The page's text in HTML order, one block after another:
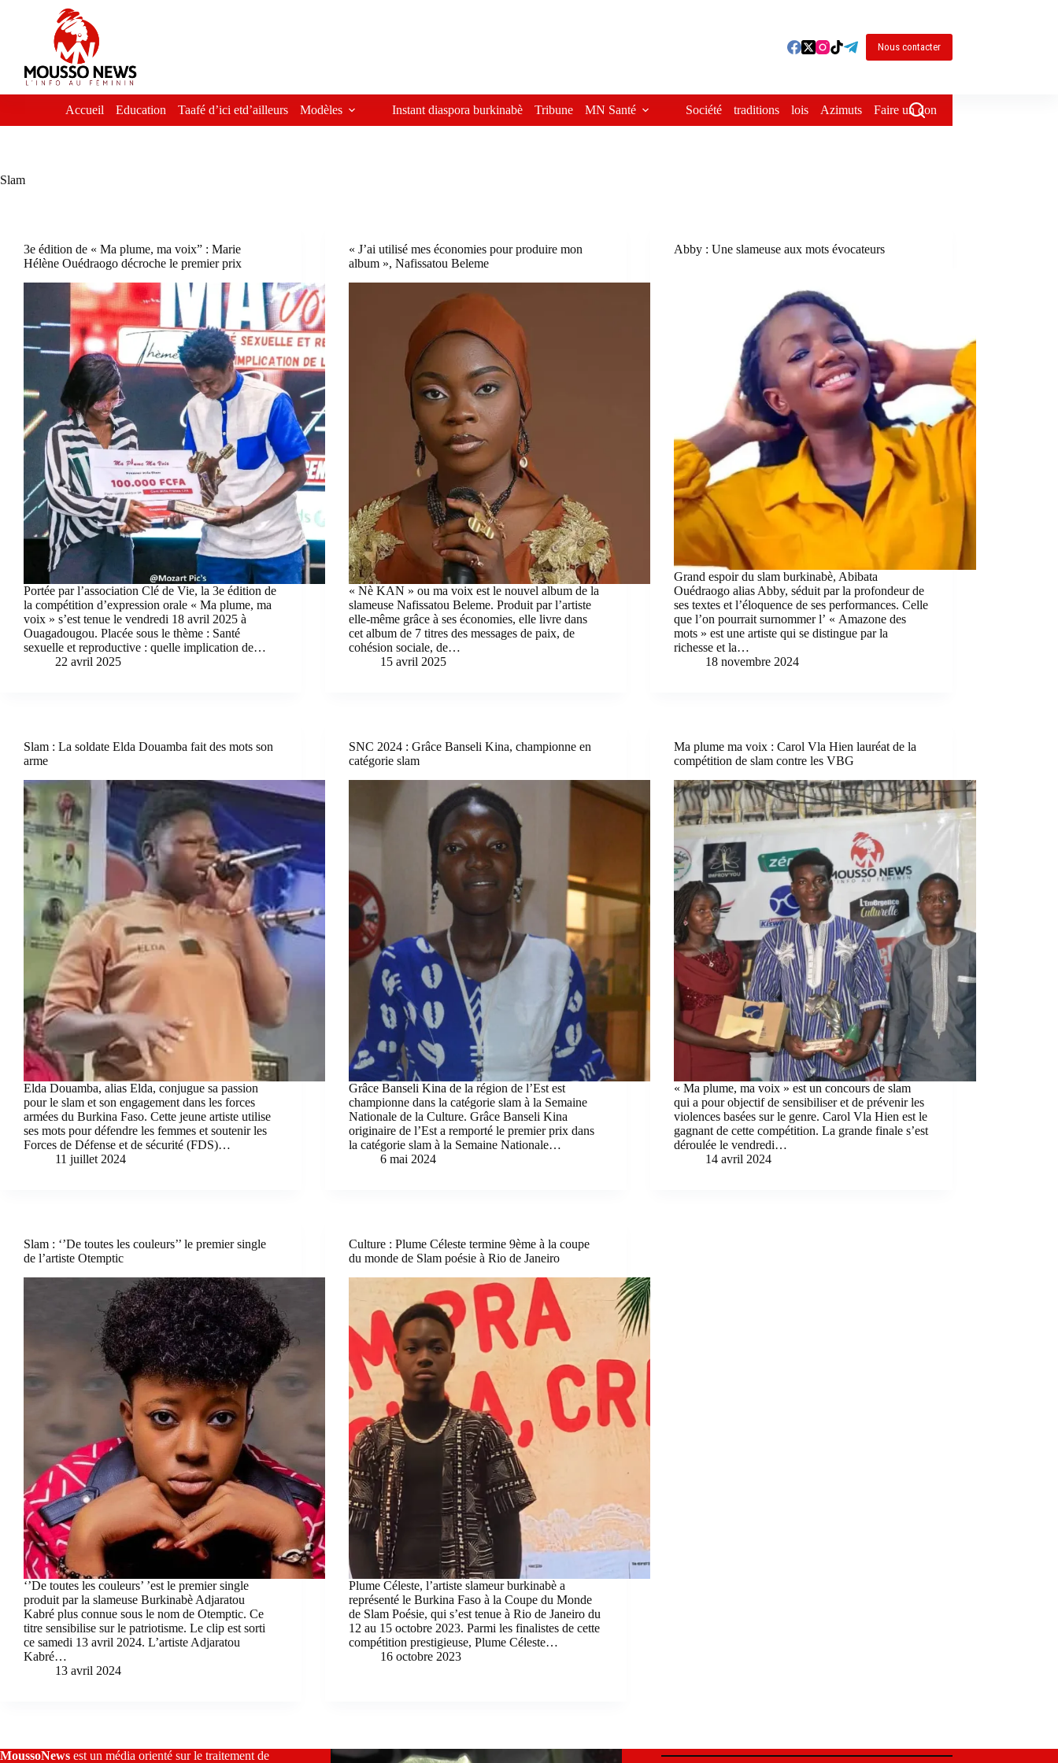
Nous contacter
Accueil Education Taafé d’ici etd’ailleurs Modèles Instant diaspora burkinabè Tribune MN Santé Société traditions lois Azimuts Faire un don
Slam
3e édition de « Ma plume, ma voix” : Marie
Hélène Ouédraogo décroche le premier prix
Portée par l’association Clé de Vie, la 3e édition de
la compétition d’expression orale « Ma plume, ma
voix » s’est tenue le vendredi 18 avril 2025 à
Ouagadougou. Placée sous le thème : Santé
sexuelle et reproductive : quelle implication de…
22 avril 2025
« J’ai utilisé mes économies pour produire mon
album », Nafissatou Beleme
« Nè KAN » ou ma voix est le nouvel album de la
slameuse Nafissatou Beleme. Produit par l’artiste
elle-même grâce à ses économies, elle livre dans
cet album de 7 titres des messages de paix, de
cohésion sociale, de…
15 avril 2025
Abby : Une slameuse aux mots évocateurs
Grand espoir du slam burkinabè, Abibata
Ouédraogo alias Abby, séduit par la profondeur de
ses textes et l’éloquence de ses performances. Celle
que l’on pourrait surnommer l’ « Amazone des
mots » est une artiste qui se distingue par la
richesse et la…
18 novembre 2024
Slam : La soldate Elda Douamba fait des mots son
arme
Elda Douamba, alias Elda, conjugue sa passion
pour le slam et son engagement dans les forces
armées du Burkina Faso. Cette jeune artiste utilise
ses mots pour défendre les femmes et soutenir les
Forces de Défense et de sécurité (FDS)…
11 juillet 2024
SNC 2024 : Grâce Banseli Kina, championne en
catégorie slam
Grâce Banseli Kina de la région de l’Est est
championne dans la catégorie slam à la Semaine
Nationale de la Culture. Grâce Banseli Kina
originaire de l’Est a remporté le premier prix dans
la catégorie slam à la Semaine Nationale…
6 mai 2024
Ma plume ma voix : Carol Vla Hien lauréat de la
compétition de slam contre les VBG
« Ma plume, ma voix » est un concours de slam
qui a pour objectif de sensibiliser et de prévenir les
violences basées sur le genre. Carol Vla Hien est le
gagnant de cette compétition. La grande finale s’est
déroulée le vendredi…
14 avril 2024
Slam : ‘’De toutes les couleurs’’ le premier single
de l’artiste Otemptic
‘’De toutes les couleurs’ ’est le premier single
produit par la slameuse Burkinabè Adjaratou
Kabré plus connue sous le nom de Otemptic. Ce
titre sensibilise sur le patriotisme. Le clip est sorti
ce samedi 13 avril 2024. L’artiste Adjaratou
Kabré…
13 avril 2024
Culture : Plume Céleste termine 9ème à la coupe
du monde de Slam poésie à Rio de Janeiro
Plume Céleste, l’artiste slameur burkinabè a
représenté le Burkina Faso à la Coupe du Monde
de Slam Poésie, qui s’est tenue à Rio de Janeiro du
12 au 15 octobre 2023. Parmi les finalistes de cette
compétition prestigieuse, Plume Céleste…
16 octobre 2023
MoussoNews est un média orienté sur le traitement de